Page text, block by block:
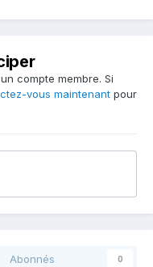
compte membre. Si
vous maintenant pour
Abonnés 0